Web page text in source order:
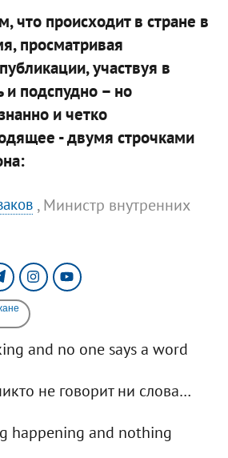
что происходит в стране в
просматривая
участвуя в
и подспудно – но
и четко
- двумя строчками
, Министр внутренних
and no one says a word
не говорит ни слова…
happening and nothing